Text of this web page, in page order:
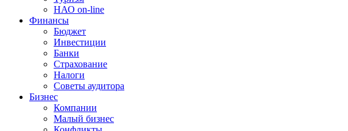
НАО on-line
Финансы
Бюджет
Инвестиции
Банки
Страхование
Налоги
Советы аудитора
Бизнес
Компании
Малый бизнес